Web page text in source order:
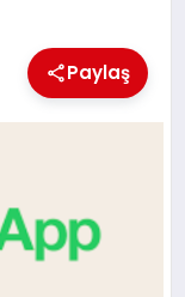
Paylaş